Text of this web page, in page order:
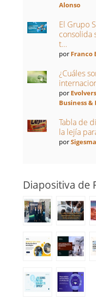
Alonso
El Grupo
consolida
t...
por Franco
¿Cuáles
por
Business
Tabla de
la lejía
por
Diapositiva de